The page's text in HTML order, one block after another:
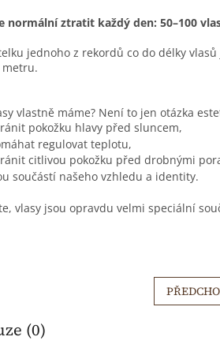
normální ztratit každý den: 50–100
jednoho z rekordů co do délky
metru.
vlastně máme? Není to jen otázka
pokožku hlavy před sluncem,
regulovat teplotu,
citlivou pokožku před drobnými
součástí našeho vzhledu a identity.
vlasy jsou opravdu velmi speciální
(0)